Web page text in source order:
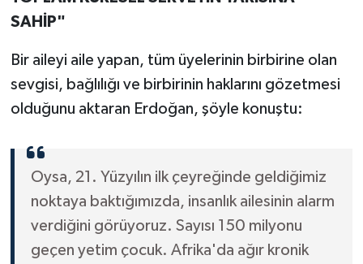
SAHİP"
Bir aileyi aile yapan, tüm üyelerinin birbirine olan
sevgisi, bağlılığı ve birbirinin haklarını gözetmesi
olduğunu aktaran Erdoğan, şöyle konuştu:
Oysa, 21. Yüzyılın ilk çeyreğinde geldiğimiz
noktaya baktığımızda, insanlık ailesinin alarm
verdiğini görüyoruz. Sayısı 150 milyonu
geçen yetim çocuk. Afrika'da ağır kronik